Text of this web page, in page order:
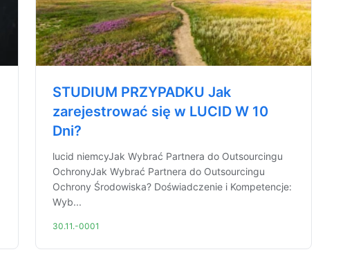
STUDIUM PRZYPADKU Jak
zarejestrować się w LUCID W 10
Dni?
lucid niemcyJak Wybrać Partnera do Outsourcingu
OchronyJak Wybrać Partnera do Outsourcingu
Ochrony Środowiska? Doświadczenie i Kompetencje:
Wyb...
30.11.-0001